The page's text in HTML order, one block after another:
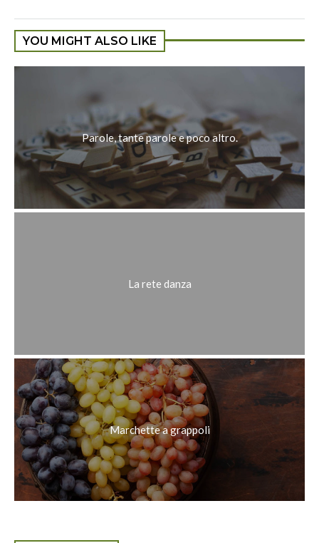
YOU MIGHT ALSO LIKE
Parole, tante parole e poco altro.
La rete danza
Marchette a grappoli